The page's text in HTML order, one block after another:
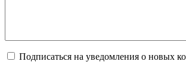
Подписаться на уведомления о новых